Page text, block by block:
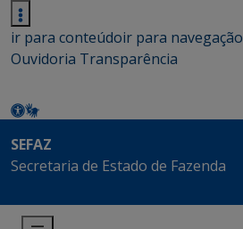
ir para conteúdoir para navegação
Ouvidoria Transparência
SEFAZ
Secretaria de Estado de Fazenda